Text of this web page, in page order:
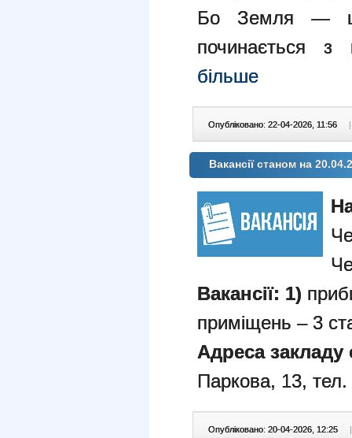
Бо Земля —
починається
більше
Опубліковано: 22-04-2026, 11:56 |
Вакансії станом на
Вакансії: 1)
приміщень – 3
Адреса закладу
Паркова, 13,
Опубліковано: 20-04-2026, 12:25 |